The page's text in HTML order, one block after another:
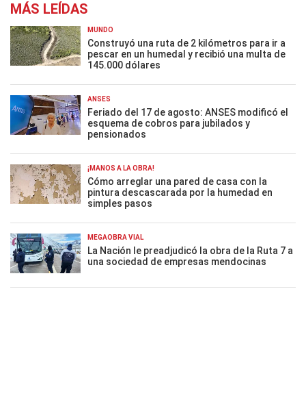
MÁS LEÍDAS
MUNDO
Construyó una ruta de 2 kilómetros para ir a
pescar en un humedal y recibió una multa de
145.000 dólares
ANSES
Feriado del 17 de agosto: ANSES modificó el
esquema de cobros para jubilados y
pensionados
¡MANOS A LA OBRA!
Cómo arreglar una pared de casa con la
pintura descascarada por la humedad en
simples pasos
MEGAOBRA VIAL
La Nación le preadjudicó la obra de la Ruta 7 a
una sociedad de empresas mendocinas